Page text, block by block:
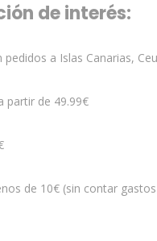
de interés:
a Islas Canarias,
partir de 49.99€
de 10€ (sin contar